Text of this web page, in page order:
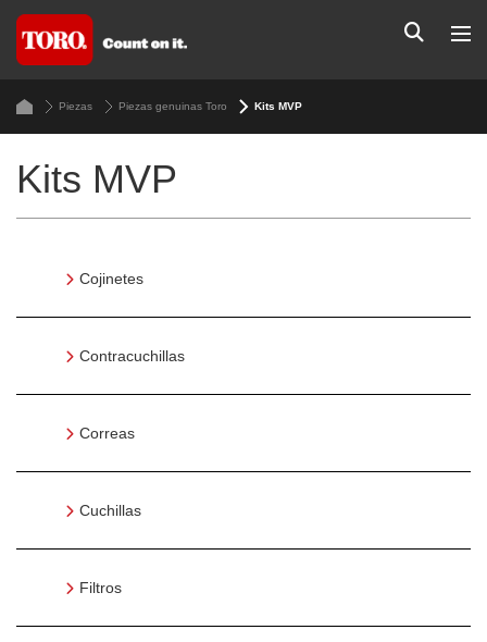
Piezas Piezas genuinas Toro Kits MVP
Kits MVP
Cojinetes
Contracuchillas
Correas
Cuchillas
Filtros